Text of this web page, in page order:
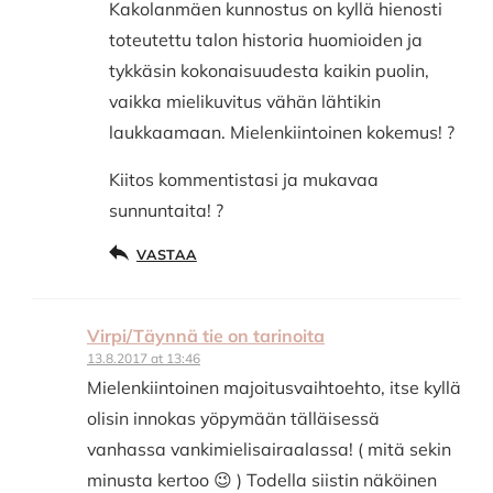
Kakolanmäen kunnostus on kyllä hienosti
toteutettu talon historia huomioiden ja
tykkäsin kokonaisuudesta kaikin puolin,
vaikka mielikuvitus vähän lähtikin
laukkaamaan. Mielenkiintoinen kokemus! ?
Kiitos kommentistasi ja mukavaa
sunnuntaita! ?
VASTAA
Virpi/Täynnä tie on tarinoita
13.8.2017 at 13:46
Mielenkiintoinen majoitusvaihtoehto, itse kyllä
olisin innokas yöpymään tälläisessä
vanhassa vankimielisairaalassa! ( mitä sekin
minusta kertoo 😉 ) Todella siistin näköinen